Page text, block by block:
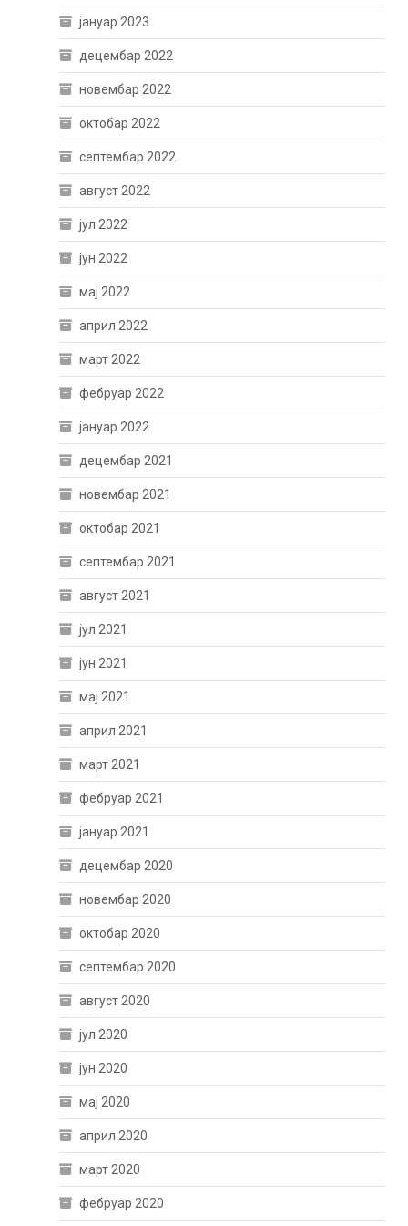
јануар 2023
децембар 2022
новембар 2022
октобар 2022
септембар 2022
август 2022
јул 2022
јун 2022
мај 2022
април 2022
март 2022
фебруар 2022
јануар 2022
децембар 2021
новембар 2021
октобар 2021
септембар 2021
август 2021
јул 2021
јун 2021
мај 2021
април 2021
март 2021
фебруар 2021
јануар 2021
децембар 2020
новембар 2020
октобар 2020
септембар 2020
август 2020
јул 2020
јун 2020
мај 2020
април 2020
март 2020
фебруар 2020